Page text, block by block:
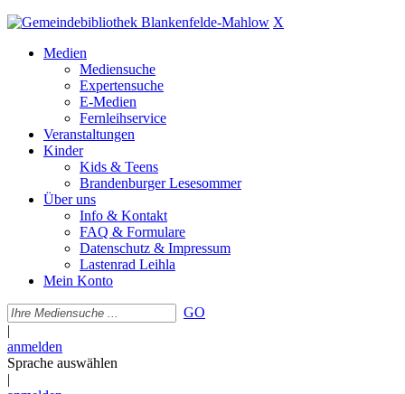
X
Medien
Mediensuche
Expertensuche
E-Medien
Fernleihservice
Veranstaltungen
Kinder
Kids & Teens
Brandenburger Lesesommer
Über uns
Info & Kontakt
FAQ & Formulare
Datenschutz & Impressum
Lastenrad Leihla
Mein Konto
GO
|
anmelden
Sprache auswählen
|